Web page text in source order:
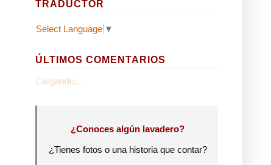
TRADUCTOR
Select Language ▼
ÚLTIMOS COMENTARIOS
Cargando...
¿Conoces algún lavadero?
¿Tienes fotos o una historia que contar?